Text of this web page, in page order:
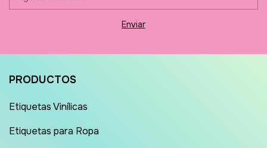
PRODUCTOS
Etiquetas Vinílicas
Etiquetas para Ropa